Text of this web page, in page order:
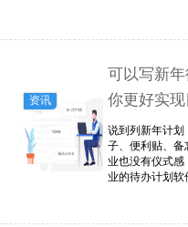
资讯
可以写新
你更好实
说到列新年计划
子、便利贴、备
业也没有仪式感
业的待办计划软